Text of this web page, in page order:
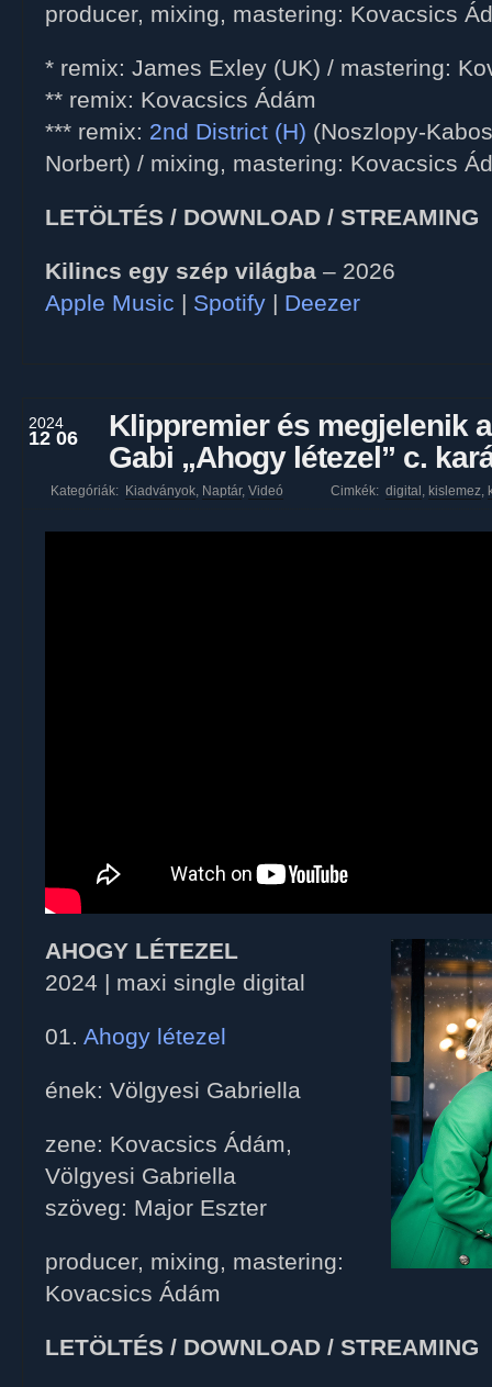
producer, mixing, mastering: Kovacsics
* remix: James Exley (UK) / mastering:
** remix: Kovacsics Ádám
*** remix: 2nd District (H) (Noszlopy-
Norbert) / mixing, mastering: Kovacsics
LETÖLTÉS / DOWNLOAD / STREAMING
Kilincs egy szép világba – 2026
Apple Music | Spotify | Deezer
2024
12 06
Klippremier és megjelenik
Gabi „Ahogy létezel” c.
Kategóriák: Kiadványok, Naptár, Videó Cimkék: digital , kislemez,
AHOGY LÉTEZEL
2024 | maxi single digital
01. Ahogy létezel
ének: Völgyesi Gabriella
zene: Kovacsics Ádám,
Völgyesi Gabriella
szöveg: Major Eszter
producer, mixing, mastering:
Kovacsics Ádám
LETÖLTÉS / DOWNLOAD / STREAMING